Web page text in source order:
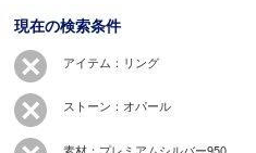
現在の検索条件
アイテム：リング
ストーン：オパール